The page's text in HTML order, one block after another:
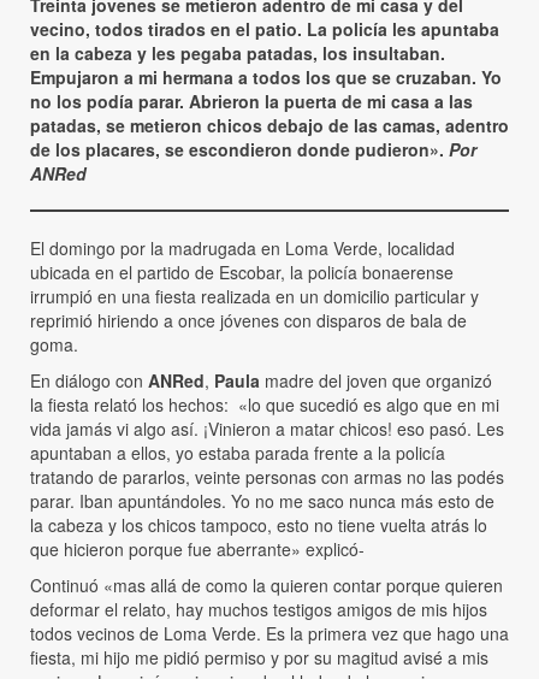
Treinta jovenes se metieron adentro de mi casa y del
vecino, todos tirados en el patio. La policía les apuntaba
en la cabeza y les pegaba patadas, los insultaban.
Empujaron a mi hermana a todos los que se cruzaban. Yo
no los podía parar. Abrieron la puerta de mi casa a las
patadas, se metieron chicos debajo de las camas, adentro
de los placares, se escondieron donde pudieron». Por
ANRed
El domingo por la madrugada en Loma Verde, localidad
ubicada en el partido de Escobar, la policía bonaerense
irrumpió en una fiesta realizada en un domicilio particular y
reprimió hiriendo a once jóvenes con disparos de bala de
goma.
En diálogo con ANRed, Paula madre del joven que organizó
la fiesta relató los hechos: «lo que sucedió es algo que en mi
vida jamás vi algo así. ¡Vinieron a matar chicos! eso pasó. Les
apuntaban a ellos, yo estaba parada frente a la policía
tratando de pararlos, veinte personas con armas no las podés
parar. Iban apuntándoles. Yo no me saco nunca más esto de
la cabeza y los chicos tampoco, esto no tiene vuelta atrás lo
que hicieron porque fue aberrante» explicó-
Continuó «mas allá de como la quieren contar porque quieren
deformar el relato, hay muchos testigos amigos de mis hijos
todos vecinos de Loma Verde. Es la primera vez que hago una
fiesta, mi hijo me pidió permiso y por su magitud avisé a mis